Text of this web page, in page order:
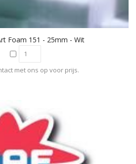
Foam 151 - 25mm - Wit
met ons op voor prijs.